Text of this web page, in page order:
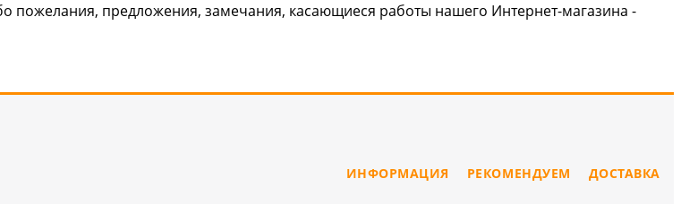
пожелания, предложения, замечания, касающиеся работы нашего Интернет-магазина -
ДОСТАВКА
РЕКОМЕНДУЕМ
ИНФОРМАЦИЯ